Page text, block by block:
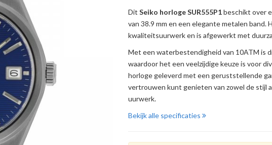
Dit Seiko horloge SUR555P1beschikt over
van 38.9 mm en een elegante metalen band.
kwaliteitsuurwerk en is afgewerkt met
Met een waterbestendigheid van 10ATM is
waardoor het een veelzijdige keuze is voor
horloge geleverd met een geruststellende
vertrouwen kunt genieten van zowel de stijl
uurwerk.
Bekijk alle specificaties